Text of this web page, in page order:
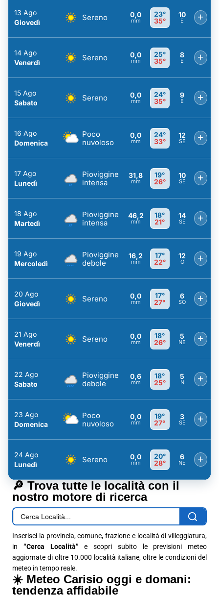
13 Ago
Giovedì
Sereno 0,0
mm
23°
35°
10
E +
14 Ago
Venerdì
Sereno 0,0
mm
25°
35°
8
E +
15 Ago
Sabato
Sereno 0,0
mm
24°
35°
9
E +
16 Ago
Domenica
Poco
nuvoloso
0,0
mm
24°
33°
12
SE +
17 Ago
Lunedì
Pioviggine
intensa
31,8
mm
19°
26°
10
SE +
18 Ago
Martedì
Pioviggine
intensa
46,2
mm
18°
21°
14
SE +
19 Ago
Mercoledì
Pioviggine
debole
16,2
mm
17°
22°
12
O +
20 Ago
Giovedì
Sereno 0,0
mm
17°
27°
6
SO +
21 Ago
Venerdì
Sereno 0,0
mm
18°
26°
5
NE +
22 Ago
Sabato
Pioviggine
debole
0,6
mm
18°
25°
5
N +
23 Ago
Domenica
Poco
nuvoloso
0,0
mm
19°
27°
3
SE +
24 Ago
Lunedì
Sereno 0,0
mm
20°
28°
6
NE +
🔎 Trova tutte le località con il
nostro motore di ricerca
Inserisci la provincia, comune, frazione e località di villeggiatura,
in “Cerca Località” e scopri subito le previsioni meteo
aggiornate di oltre 10.000 località italiane, oltre le condizioni del
meteo in tempo reale.
☀️ Meteo Carisio oggi e domani:
tendenza affidabile